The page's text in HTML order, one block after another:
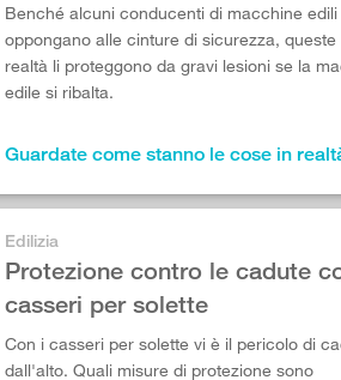
Benché alcuni conducenti di macchine edili
oppongano alle cinture di sicurezza, queste
realtà li proteggono da gravi lesioni se la
edile si ribalta.
Guardate come stanno le cose in
Edilizia
Protezione contro le cadute
casseri per solette
Con i casseri per solette vi è il pericolo di
dall'alto. Quali misure di protezione sono